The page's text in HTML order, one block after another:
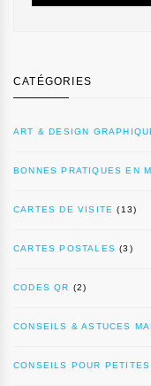
CATÉGORIES
ART & DESIGN
BONNES PRATIQUES EN
CARTES DE VISITE (13)
CARTES POSTALES (3)
CODES QR (2)
CONSEILS & ASTUCES
CONSEILS POUR